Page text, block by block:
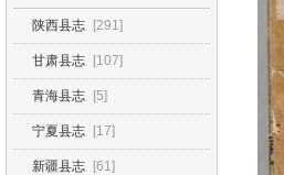
陕西县志 [291]
甘肃县志 [107]
青海县志 [5]
宁夏县志 [17]
新疆县志 [61]